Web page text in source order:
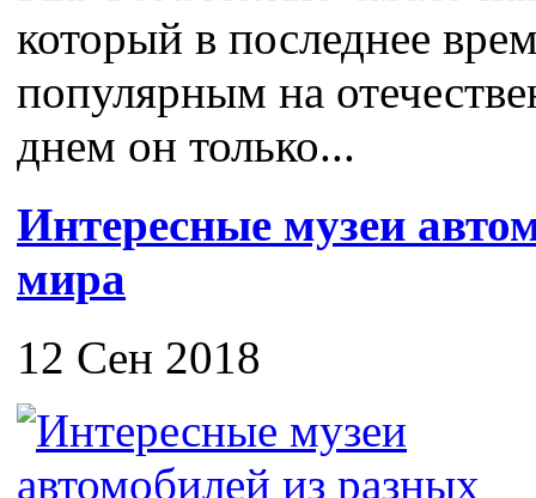
который в последнее
популярным на
днем он только...
Интересные музеи
мира
12 Сен 2018